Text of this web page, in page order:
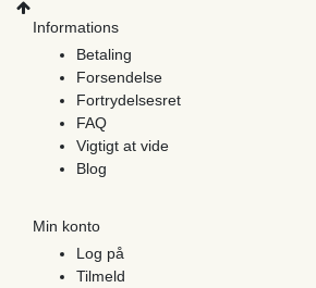
Informations
Betaling
Forsendelse
Fortrydelsesret
FAQ
Vigtigt at vide
Blog
Min konto
Log på
Tilmeld